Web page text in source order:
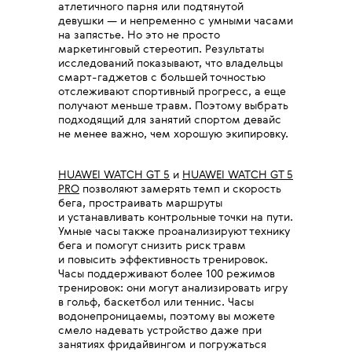
атлетичного парня или подтянутой
девушки — и непременно с умными часами
на запястье. Но это не просто
маркетинговый стереотип. Результаты
исследований показывают, что владельцы
смарт-гаджетов с большей точностью
отслеживают спортивный прогресс, а еще
получают меньше травм. Поэтому выбрать
подходящий для занятий спортом девайс
не менее важно, чем хорошую экипировку.
HUAWEI WATCH GT 5 и HUAWEI WATCH GT 5
PRO позволяют замерять темп и скорость
бега, простраивать маршруты
и устанавливать контрольные точки на пути.
Умные часы также проанализируют технику
бега и помогут снизить риск травм
и повысить эффективность тренировок.
Часы поддерживают более 100 режимов
тренировок: они могут анализировать игру
в гольф, баскетбол или теннис. Часы
водонепроницаемы, поэтому вы можете
смело надевать устройство даже при
занятиях фридайвингом и погружаться